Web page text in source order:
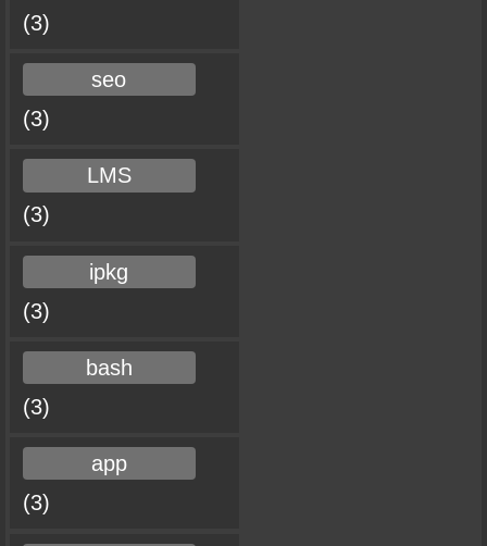
(3)
seo
(3)
LMS
(3)
ipkg
(3)
bash
(3)
app
(3)